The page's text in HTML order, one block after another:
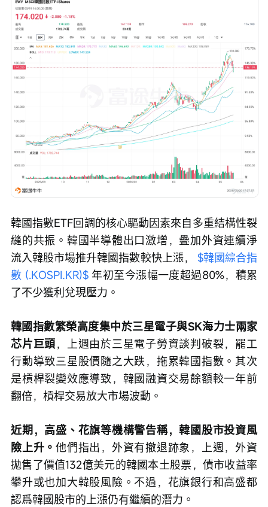
韓國指數ETF回調的核心驅動因素來自多重結構性裂
縫的共振。韓國半導體出口激增，疊加外資連續淨
流入韓股市場推升韓國指數較快上漲， $韓國綜合指
數 (.KOSPI.KR)$ 年初至今漲幅一度超過80%，積累
了不少獲利兌現壓力。
韓國指數繁榮高度集中於三星電子與SK海力士兩家
芯片巨頭，上週由於三星電子勞資談判破裂，罷工
行動導致三星股價隨之大跌，拖累韓國指數。其次
是槓桿裂變效應導致，韓國融資交易餘額較一年前
翻倍，槓桿交易放大市場波動。
近期，高盛、花旗等機構警告稱，韓國股市投資風
險上升。他們指出，外資有撤退跡象，上週，外資
拋售了價值132億美元的韓國本土股票，債市收益率
攀升或也加大韓股風險。不過，花旗銀行和高盛都
認爲韓國股市的上漲仍有繼續的潛力。